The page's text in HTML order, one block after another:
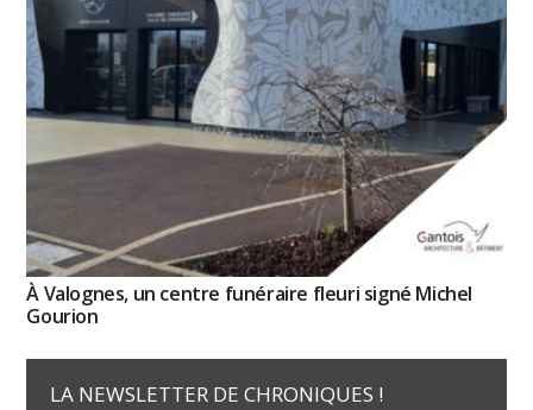
À Valognes, un centre funéraire fleuri signé Michel
Gourion
LA NEWSLETTER DE CHRONIQUES !